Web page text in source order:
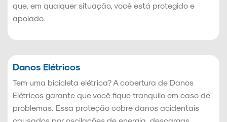
que, em qualquer situação, você está protegido e
apoiado.
Danos Elétricos
Tem uma bicicleta elétrica? A cobertura de Danos
Elétricos garante que você fique tranquilo em caso de
problemas. Essa proteção cobre danos acidentais